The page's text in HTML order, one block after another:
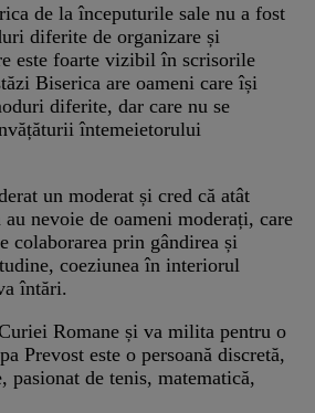
de la începuturile sale nu a fost
diferite de organizare și
este foarte vizibil în scrisorile
Biserica are oameni care își
diferite, dar care nu se
întemeietorului
un moderat și cred că atât
nevoie de oameni moderați, care
colaborarea prin gândirea și
coeziunea în interiorul
întări.
Romane și va milita pentru o
Prevost este o persoană discretă,
pasionat de tenis, matematică,